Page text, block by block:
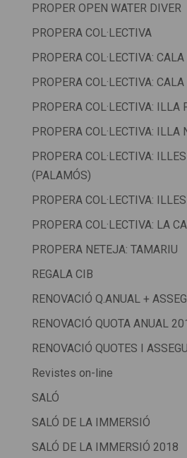
PROPER OPEN WATER DIVER
PROPERA COL·LECTIVA
PROPERA COL·LECTIVA:
PROPERA COL·LECTIVA:
PROPERA COL·LECTIVA: ILLA
PROPERA COL·LECTIVA: ILLA
PROPERA COL·LECTIVA:
(PALAMÓS)
PROPERA COL·LECTIVA:
PROPERA COL·LECTIVA: LA
PROPERA NETEJA: TAMARIU
REGALA CIB
RENOVACIÓ Q.ANUAL +
RENOVACIÓ QUOTA ANUAL
RENOVACIÓ QUOTES I
Revistes on-line
SALÓ
SALÓ DE LA IMMERSIÓ
SALÓ DE LA IMMERSIÓ 2018